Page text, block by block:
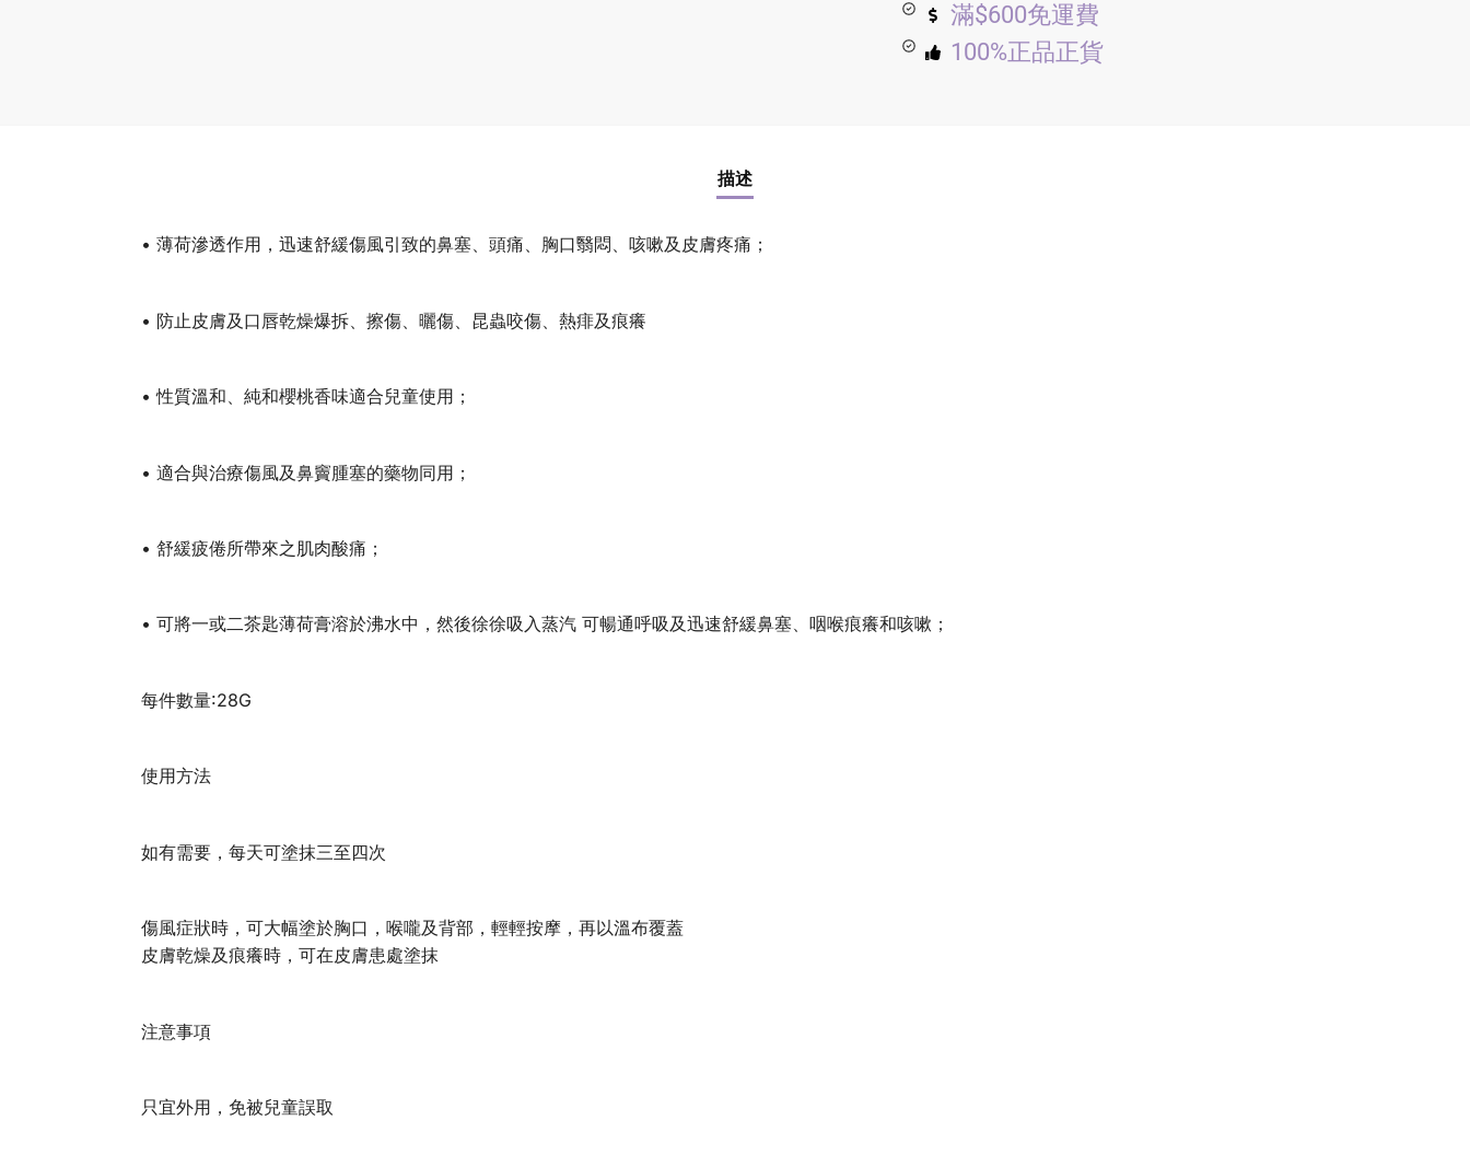
滿$600免運費
100%正品正貨
描述
• 薄荷滲透作用，迅速舒緩傷風引致的鼻塞、頭痛、胸口翳悶、咳嗽及皮膚疼痛；
• 防止皮膚及口唇乾燥爆拆、擦傷、曬傷、昆蟲咬傷、熱痱及痕癢
• 性質溫和、純和櫻桃香味適合兒童使用；
• 適合與治療傷風及鼻竇腫塞的藥物同用；
• 舒緩疲倦所帶來之肌肉酸痛；
• 可將一或二茶匙薄荷膏溶於沸水中，然後徐徐吸入蒸汽 可暢通呼吸及迅速舒緩鼻塞、咽喉痕癢和咳嗽；
每件數量:28G
使用方法
如有需要，每天可塗抹三至四次
傷風症狀時，可大幅塗於胸口，喉嚨及背部，輕輕按摩，再以溫布覆蓋
皮膚乾燥及痕癢時，可在皮膚患處塗抹
注意事項
只宜外用，免被兒童誤取